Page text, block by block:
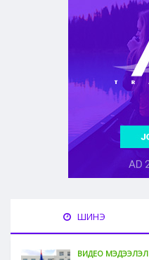
ШИНЭ
ВИДЕО МЭДЭЭЛЭЛ